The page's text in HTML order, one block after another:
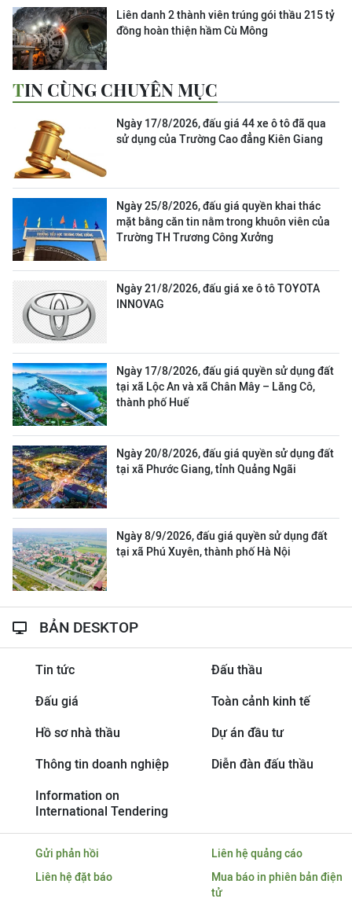
Liên danh 2 thành viên trúng gói thầu 215 tỷ
đồng hoàn thiện hầm Cù Mông
TIN CÙNG CHUYÊN MỤC
Ngày 17/8/2026, đấu giá 44 xe ô tô đã qua
sử dụng của Trường Cao đẳng Kiên Giang
Ngày 25/8/2026, đấu giá quyền khai thác
mặt bằng căn tin nằm trong khuôn viên của
Trường TH Trương Công Xưởng
Ngày 21/8/2026, đấu giá xe ô tô TOYOTA
INNOVAG
Ngày 17/8/2026, đấu giá quyền sử dụng đất
tại xã Lộc An và xã Chân Mây – Lăng Cô,
thành phố Huế
Ngày 20/8/2026, đấu giá quyền sử dụng đất
tại xã Phước Giang, tỉnh Quảng Ngãi
Ngày 8/9/2026, đấu giá quyền sử dụng đất
tại xã Phú Xuyên, thành phố Hà Nội
BẢN DESKTOP
Tin tức Đấu thầu
Đấu giá Toàn cảnh kinh tế
Hồ sơ nhà thầu Dự án đầu tư
Thông tin doanh nghiệp Diễn đàn đấu thầu
Information on
International Tendering
Gửi phản hồi
Liên hệ quảng cáo
Liên hệ đặt báo
Mua báo in phiên bản điện
tử